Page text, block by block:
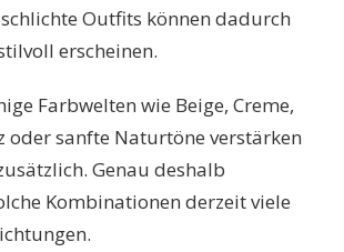
Outfits können dadurch
erscheinen.
Farbwelten wie Beige, Creme,
oder sanfte Naturtöne verstärken
Genau deshalb
Kombinationen derzeit viele